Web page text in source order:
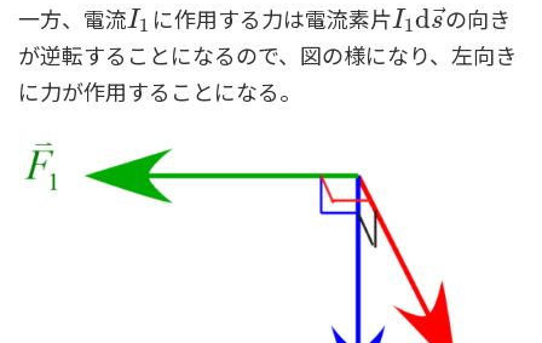
一方、電流I1
I1 に作用する力は電流素片I1ds⃗
I1ds→の向き
が逆転することになるので、図の様になり、左向き
に力が作用することになる。